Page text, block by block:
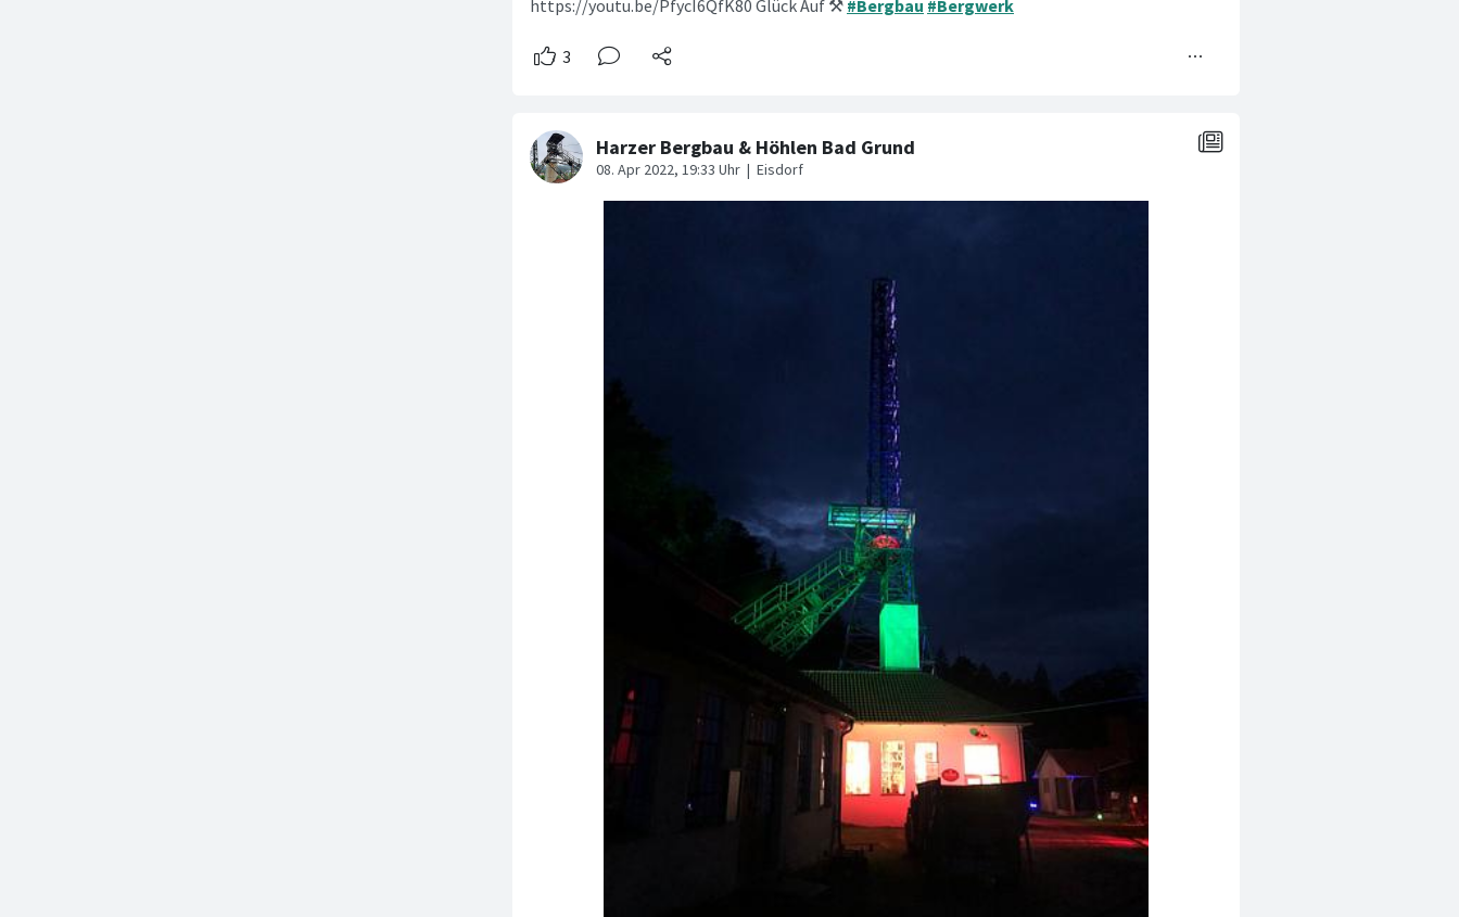
https://youtu.be/PfycI6QfK80 Glück Auf ⚒️ #Bergbau #Bergwerk